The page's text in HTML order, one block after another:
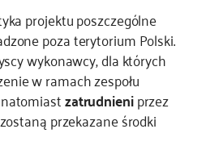
projektu poszczególne
poza terytorium Polski.
wykonawcy, dla których
w ramach zespołu
zatrudnieniprzez
przekazane środki